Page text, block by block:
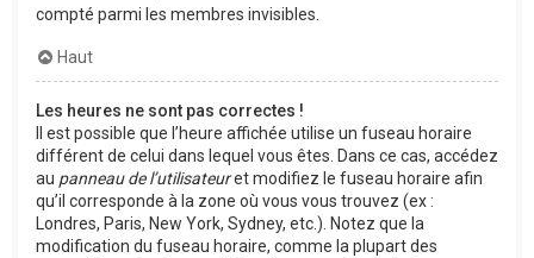
compté parmi les membres invisibles.
Haut
Les heures ne sont pas correctes !
Il est possible que l’heure affichée utilise un fuseau horaire
différent de celui dans lequel vous êtes. Dans ce cas, accédez
au panneau de l’utilisateuret modifiez le fuseau horaire afin
qu’il corresponde à la zone où vous vous trouvez (ex :
Londres, Paris, New York, Sydney, etc.). Notez que la
modification du fuseau horaire, comme la plupart des